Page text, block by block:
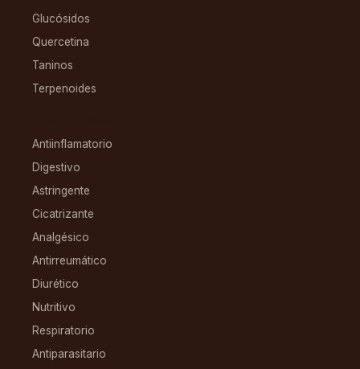
Glucósidos
Quercetina
Taninos
Terpenoides
Antiinflamatorio
Digestivo
Astringente
Cicatrizante
Analgésico
Antirreumático
Diurético
Nutritivo
Respiratorio
Antiparasitario